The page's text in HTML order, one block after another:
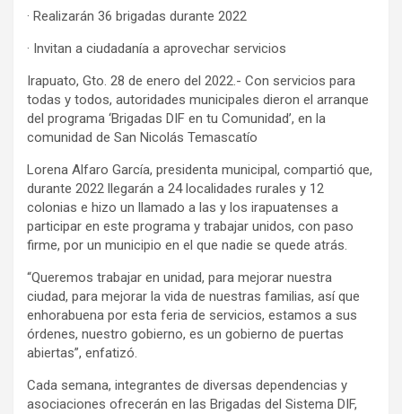
· Realizarán 36 brigadas durante 2022
· Invitan a ciudadanía a aprovechar servicios
Irapuato, Gto. 28 de enero del 2022.- Con servicios para
todas y todos, autoridades municipales dieron el arranque
del programa ‘Brigadas DIF en tu Comunidad’, en la
comunidad de San Nicolás Temascatío
Lorena Alfaro García, presidenta municipal, compartió que,
durante 2022 llegarán a 24 localidades rurales y 12
colonias e hizo un llamado a las y los irapuatenses a
participar en este programa y trabajar unidos, con paso
firme, por un municipio en el que nadie se quede atrás.
“Queremos trabajar en unidad, para mejorar nuestra
ciudad, para mejorar la vida de nuestras familias, así que
enhorabuena por esta feria de servicios, estamos a sus
órdenes, nuestro gobierno, es un gobierno de puertas
abiertas”, enfatizó.
Cada semana, integrantes de diversas dependencias y
asociaciones ofrecerán en las Brigadas del Sistema DIF,